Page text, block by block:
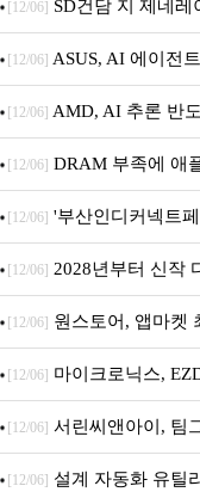
던전 13’ 참가!
[12/06] SD건담 지 제네레
아의 용사’ 재개최 및
[12/06] ASUS, AI 에이전
[12/06] AMD, AI 추론 반
[12/06] DRAM 부족에 애
퍼 대기
[12/06] '부산인디커넥트
개막... 22일간 진행
[12/06] 2028년부터 신작
문 추가
[12/06] 원스토어, 앱마켓
[12/06] 마이크로닉스,
시
[12/06] 서린씨앤아이, 팀
5600MHz 16GB 출시
[12/06] 설계 자동화 유틸